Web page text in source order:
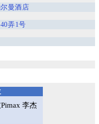
曼酒店
弄1号
李杰